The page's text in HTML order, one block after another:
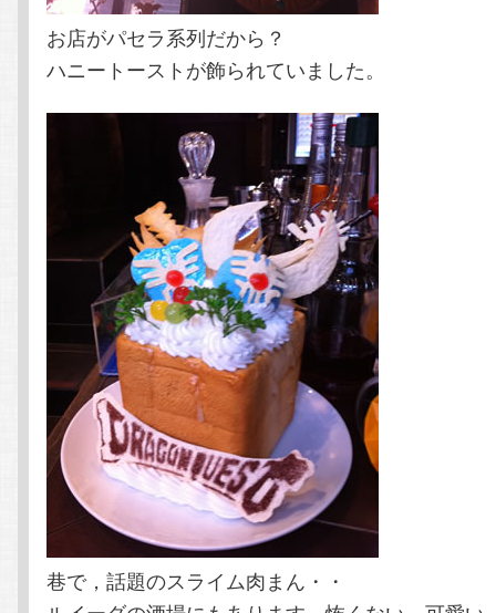
お店がパセラ系列だから？
ハニートーストが飾られていました。
巷で，話題のスライム肉まん・・